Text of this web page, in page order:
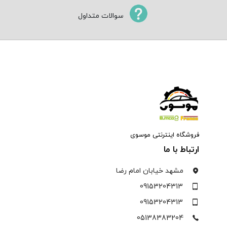
سوالات متداول
فروشگاه اینترنتی موسوی
ارتباط با ما
مشهد خیابان امام رضا
09153204313
09153204313
05138383204